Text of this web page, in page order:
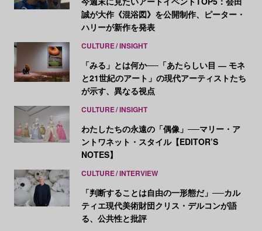
誠が大作《混浴図》を公開制作、ピーター・
ハリーが新作を発表
CULTURE INSIGHT
「みる」とは何か──「あたらしい目 ― モネ
と21世紀のアート」の現代アーティストたち
が示す、異なる視点
CULTURE INSIGHT
わたしたちの永遠の「偶像」──マリー・ア
ントワネット・スタイル【EDITOR’S
NOTES】
CULTURE INTERVIEW
「判断することは自由の一形態だ」──カル
ティエ現代美術財団クリス・デルコンが語
る、公共性と批評